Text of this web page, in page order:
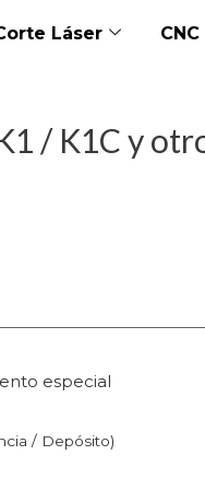
Láser CNC
/ K1C y
especial
/ Depósito)